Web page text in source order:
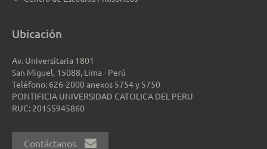
Ubicación
Av. Universitaria 1801
San Miguel, 15088, Lima - Perú
Teléfono: 626-2000 anexos 5754 y 5750
PONTIFICIA UNIVERSIDAD CATOLICA DEL PERU
RUC: 20155945860
Contáctanos